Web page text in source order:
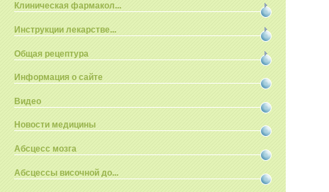
Клиническая фармакол...
Инструкции лекарстве...
Общая рецептура
Информация о сайте
Видео
Новости медицины
Абсцесс мозга
Абсцессы височной до...